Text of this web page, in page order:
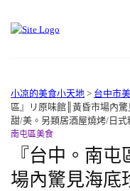
小凉的美食小天地 > 台中市
區』リ原味館║黃昏市場內
甜/美。另類居酒屋燒烤/日
南屯區美食
『台中。南
場內驚見海底